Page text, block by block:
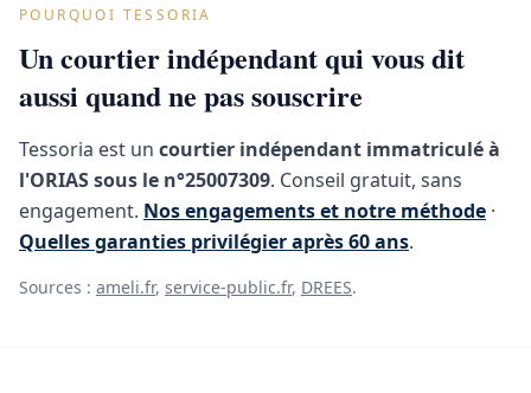
POURQUOI TESSORIA
Un courtier indépendant qui vous dit
aussi quand ne pas souscrire
Tessoria est un courtier indépendant immatriculé à
l'ORIAS sous le n°25007309. Conseil gratuit, sans
engagement. Nos engagements et notre méthode ·
Quelles garanties privilégier après 60 ans.
Sources : ameli.fr, service-public.fr, DREES.